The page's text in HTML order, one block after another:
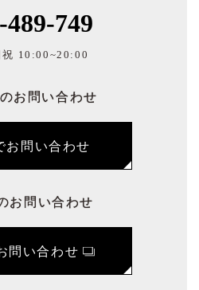
489-749
10:00~20:00
お問い合わせ
お問い合わせ
お問い合わせ
問い合わせ